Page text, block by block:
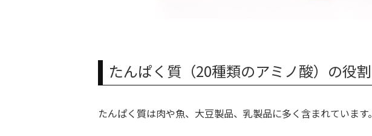
たんぱく質（20種類のアミノ酸）の役割
たんぱく質は肉や魚、大豆製品、乳製品に多く含まれています。